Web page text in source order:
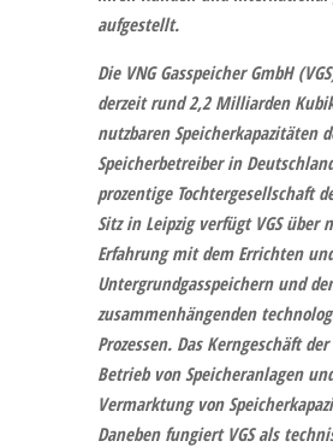
aufgestellt.
Die VNG Gasspeicher GmbH
derzeit rund 2,2 Milliarden
nutzbaren Speicherkapazitäten
Speicherbetreiber in
prozentige Tochtergesellschaft
Sitz in Leipzig verfügt VGS über
Erfahrung mit dem Errichten
Untergrundgasspeichern und
zusammenhängenden
Prozessen. Das Kerngeschäft der
Betrieb von Speicheranlagen
Vermarktung von
Daneben fungiert VGS als